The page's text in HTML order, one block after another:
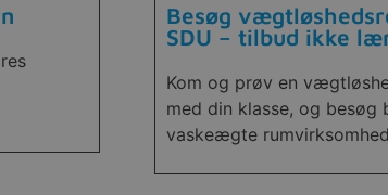
Besøg
SDU – tilbud ikke
Kom og prøv en
med din klasse, og besøg
vaskeægte